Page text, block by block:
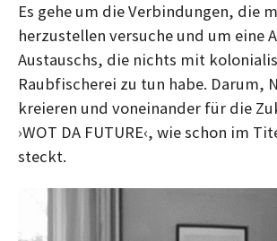
Es gehe um die Verbindungen, die
herzustellen versuche und um eine
Austauschs, die nichts mit
Raubfischerei zu tun habe. Darum,
kreieren und voneinander für die
›WOT DA FUTURE‹, wie schon im
steckt.